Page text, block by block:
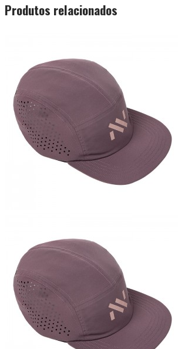
Produtos relacionados